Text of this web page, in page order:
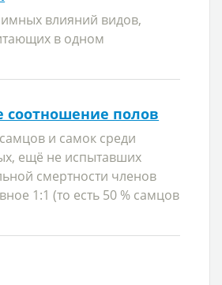
влияний видов,
в одном
соотношение полов
и самок среди
ещё не испытавших
смертности членов
1:1 (то есть 50 % самцов